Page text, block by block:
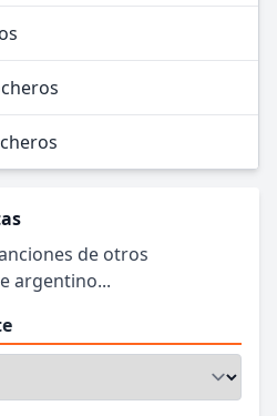
de otros
argentino...